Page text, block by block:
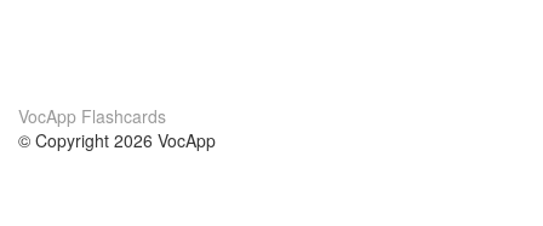
VocApp Flashcards
© Copyright 2026 VocApp